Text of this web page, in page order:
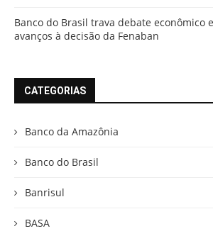
Banco do Brasil trava debate econômico
avanços à decisão da Fenaban
CATEGORIAS
Banco da Amazônia
Banco do Brasil
Banrisul
BASA